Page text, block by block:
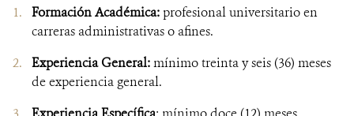
Formación Académica: profesional universitario en
carreras administrativas o afines.
Experiencia General:mínimo treinta y seis (36) meses
de experiencia general.